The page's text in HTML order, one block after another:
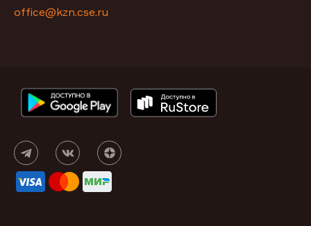
office@kzn.cse.ru